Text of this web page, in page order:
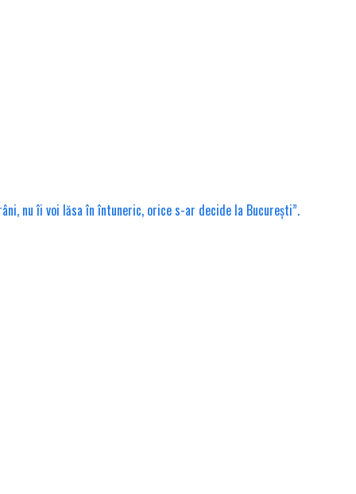
nu îi voi lăsa în întuneric, orice s-ar decide la București”.